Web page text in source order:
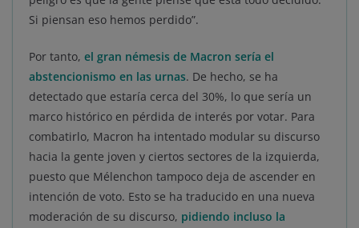
Si piensan eso hemos perdido”.
Por tanto, el gran némesis de Macron sería el
abstencionismo en las urnas. De hecho, se ha
detectado que estaría cerca del 30%, lo que sería un
marco histórico en pérdida de interés por votar. Para
combatirlo, Macron ha intentado modular su discurso
hacia la gente joven y ciertos sectores de la izquierda,
puesto que Mélenchon tampoco deja de ascender en
intención de voto. Esto se ha traducido en una nueva
moderación de su discurso, pidiendo incluso la